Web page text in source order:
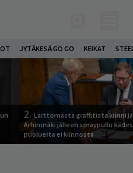
JYTÄKESÄ GO GO KEIKAT
2. Laittomasta graffitista kiinni
Arhinmäki jälleen spraypullo
puolueita ei kiinnosta